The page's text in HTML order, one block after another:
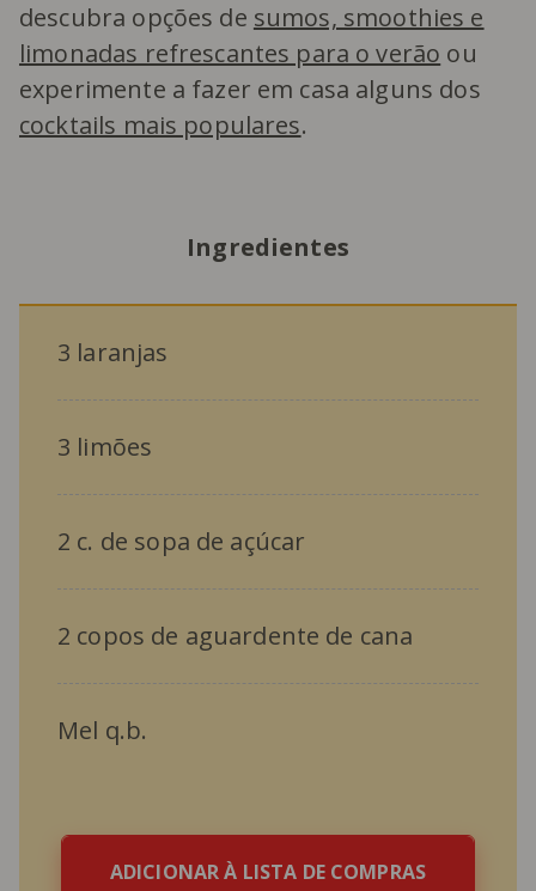
descubra opções de sumos, smoothies e
limonadas refrescantes para o verão ou
experimente a fazer em casa alguns dos
cocktails mais populares.
Ingredientes
3 laranjas
3 limões
2 c. de sopa de açúcar
2 copos de aguardente de cana
Mel q.b.
ADICIONAR À LISTA DE COMPRAS